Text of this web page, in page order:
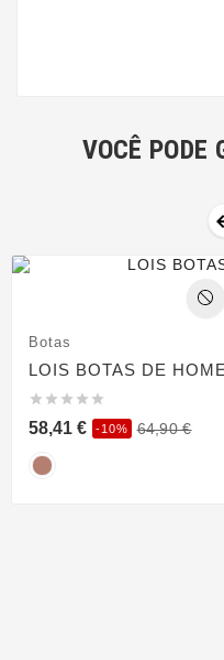
VOCÊ PODE
Botas
LOIS BOTAS DE
    
58,41 € -10% 64,90 €